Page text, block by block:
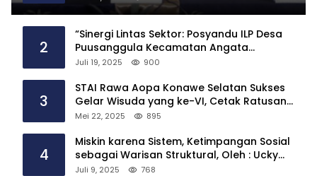
2
“Sinergi Lintas Sektor: Posyandu ILP Desa
Puusanggula Kecamatan Angata
Hadirkan Layanan Kesehatan Menyeluruh”
Juli 19, 2025 900
3
STAI Rawa Aopa Konawe Selatan Sukses
Gelar Wisuda yang ke-VI, Cetak Ratusan
Sarjana
Mei 22, 2025 895
4
Miskin karena Sistem, Ketimpangan Sosial
sebagai Warisan Struktural, Oleh : Ucky
Ackrillah,S.Sos.,M.A.P
Juli 9, 2025 768